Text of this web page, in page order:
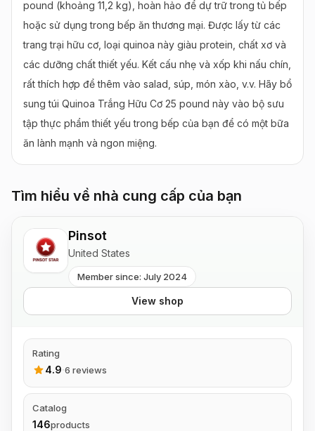
pound (khoảng 11,2 kg), hoàn hảo để dự trữ trong tủ bếp
hoặc sử dụng trong bếp ăn thương mại. Được lấy từ các
trang trại hữu cơ, loại quinoa này giàu protein, chất xơ và
các dưỡng chất thiết yếu. Kết cấu nhẹ và xốp khi nấu chín,
rất thích hợp để thêm vào salad, súp, món xào, v.v. Hãy bổ
sung túi Quinoa Trắng Hữu Cơ 25 pound này vào bộ sưu
tập thực phẩm thiết yếu trong bếp của bạn để có một bữa
ăn lành mạnh và ngon miệng.
Tìm hiểu về nhà cung cấp của bạn
Pinsot
United States
Member since: July 2024
View shop
Rating
4.9·6 reviews
Catalog
146products